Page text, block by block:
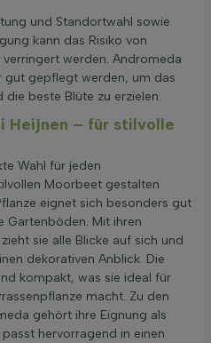
und Standortwahl sowie
kann das Risiko von
werden. Andromeda
gut gepflegt werden, um das
beste Blüte zu erzielen.
Heijnen – für stilvolle
Wahl für jeden
Moorbeet gestalten
eignet sich besonders gut
Gartenböden. Mit ihren
sie alle Blicke auf sich und
dekorativen Anblick. Die
kompakt, was sie ideal für
macht. Zu den
gehört ihre Eignung als
hervorragend in einen